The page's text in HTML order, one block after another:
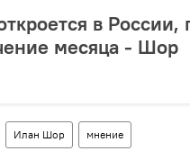
в России,
месяца - Шор
Илан Шор мнение